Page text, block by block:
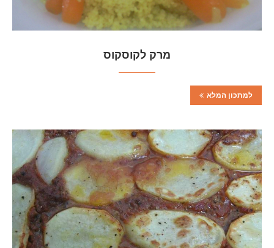
מרק לקוסקוס
למתכון המלא